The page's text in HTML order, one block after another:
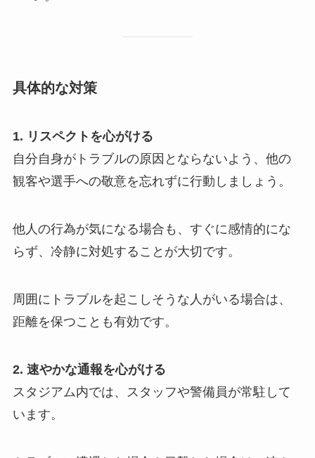
具体的な対策
1. リスペクトを心がける
自分自身がトラブルの原因とならないよう、他の
観客や選手への敬意を忘れずに行動しましょう。
他人の行為が気になる場合も、すぐに感情的にな
らず、冷静に対処することが大切です。
周囲にトラブルを起こしそうな人がいる場合は、
距離を保つことも有効です。
2. 速やかな通報を心がける
スタジアム内では、スタッフや警備員が常駐して
います。